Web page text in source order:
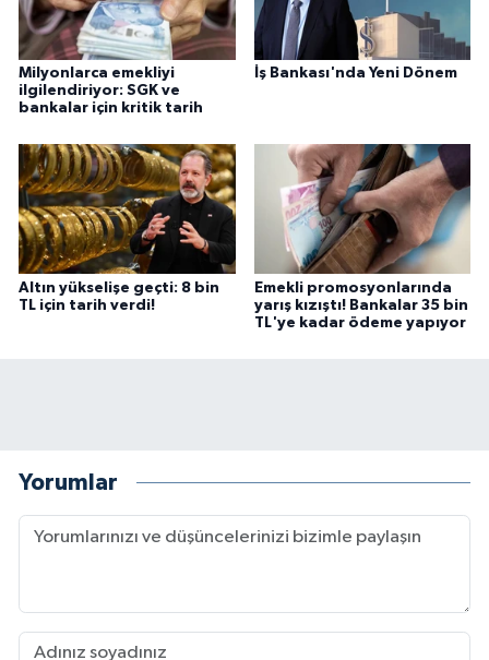
Milyonlarca emekliyi
ilgilendiriyor: SGK ve
bankalar için kritik tarih
İş Bankası'nda Yeni Dönem
Altın yükselişe geçti: 8 bin
TL için tarih verdi!
Emekli promosyonlarında
yarış kızıştı! Bankalar 35 bin
TL'ye kadar ödeme yapıyor
Yorumlar